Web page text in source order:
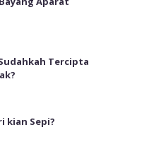
Tercipta
kian Sepi?